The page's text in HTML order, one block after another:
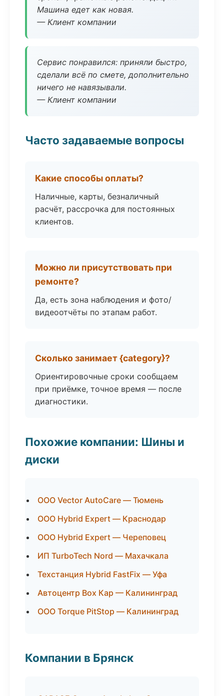
Машина едет как новая.
— Клиент компании
Сервис понравился: приняли быстро,
сделали всё по смете, дополнительно
ничего не навязывали.
— Клиент компании
Часто задаваемые вопросы
Какие способы оплаты?
Наличные, карты, безналичный
расчёт, рассрочка для постоянных
клиентов.
Можно ли присутствовать при
ремонте?
Да, есть зона наблюдения и фото/
видеоотчёты по этапам работ.
Сколько занимает {category}?
Ориентировочные сроки сообщаем
при приёмке, точное время — после
диагностики.
Похожие компании: Шины и
диски
ООО Vector AutoCare — Тюмень
ООО Hybrid Expert — Краснодар
ООО Hybrid Expert — Череповец
ИП TurboTech Nord — Махачкала
Техстанция Hybrid FastFix — Уфа
Автоцентр Box Кар — Калининград
ООО Torque PitStop — Калининград
Компании в Брянск